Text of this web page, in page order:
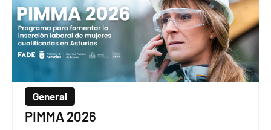
General
PIMMA 2026